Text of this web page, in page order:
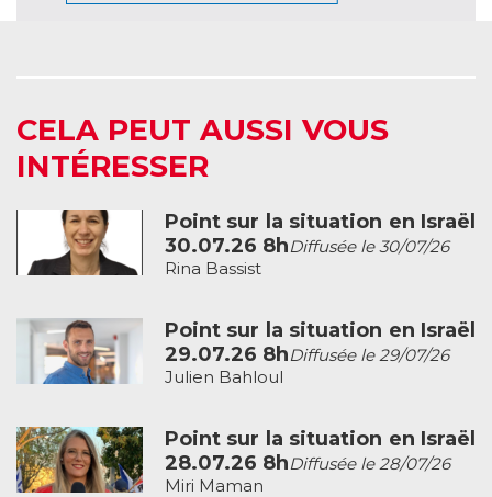
CELA PEUT AUSSI VOUS
INTÉRESSER
Point sur la situation en Israël
30.07.26 8hDiffusée le 30/07/26
Rina Bassist
Point sur la situation en Israël
29.07.26 8hDiffusée le 29/07/26
Julien Bahloul
Point sur la situation en Israël
28.07.26 8hDiffusée le 28/07/26
Miri Maman